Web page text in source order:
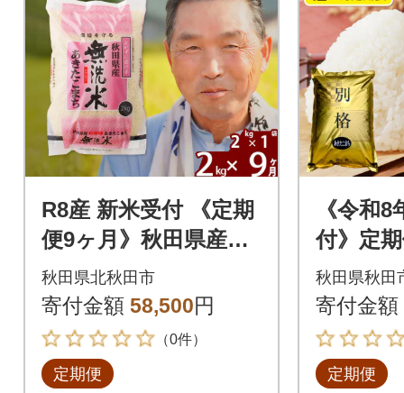
R8産 新米受付 《定期
便9ヶ月》秋田県産あ
きたこまち2kg【無洗
米】|oomr-30109s
秋田県北秋田市
寄付金額 58,500円
（0件）
定期便
《令和
付》定
きたこ
米
秋田県秋田
寄付金額
定期便